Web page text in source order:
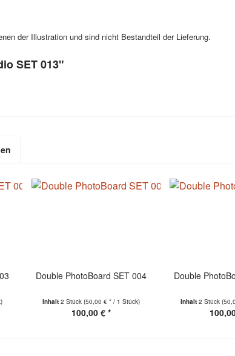
der Illustration und sind nicht Bestandteil der Lieferung.
SET 013"
Double PhotoBoard SET 004
Inhalt2 Stück(50,00 € * / 1 Stück)
100,00 € *
Double
Inhalt2 Stück